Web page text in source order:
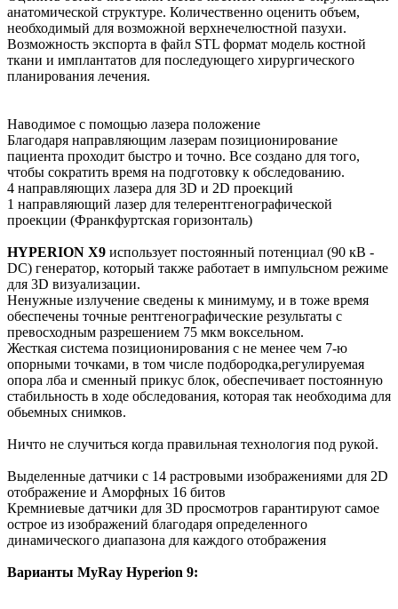
анатомической структуре. Количественно оценить объем,
необходимый для возможной верхнечелюстной пазухи.
Возможность экспорта в файл STL формат модель костной
ткани и имплантатов для последующего хирургического
планирования лечения.
Наводимое с помощью лазера положение
Благодаря направляющим лазерам позиционирование
пациента проходит быстро и точно. Все создано для того,
чтобы сократить время на подготовку к обследованию.
4 направляющих лазера для 3D и 2D проекций
1 направляющий лазер для телерентгенографической
проекции (Франкфуртская горизонталь)
HYPERION X9 использует постоянный потенциал (90 кВ -
DC) генератор, который также работает в импульсном режиме
для 3D визуализации.
Ненужные излучение сведены к минимуму, и в тоже время
обеспечены точные рентгенографические результаты с
превосходным разрешением 75 мкм воксельном.
Жесткая система позиционирования с не менее чем 7-ю
опорными точками, в том числе подбородка,регулируемая
опора лба и сменный прикус блок, обеспечивает постоянную
стабильность в ходе обследования, которая так необходима для
обьемных снимков.
Ничто не случиться когда правильная технология под рукой.
Выделенные датчики с 14 растровыми изображениями для 2D
отображение и Аморфных 16 битов
Кремниевые датчики для 3D просмотров гарантируют самое
острое из изображений благодаря определенного
динамического диапазона для каждого отображения
Варианты MyRay Hyperion 9: